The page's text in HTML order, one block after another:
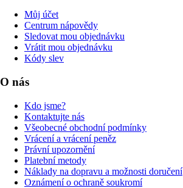
Můj účet
Centrum nápovědy
Sledovat mou objednávku
Vrátit mou objednávku
Kódy slev
O nás
Kdo jsme?
Kontaktujte nás
Všeobecné obchodní podmínky
Vrácení a vrácení peněz
Právní upozornění
Platební metody
Náklady na dopravu a možnosti doručení
Oznámení o ochraně soukromí